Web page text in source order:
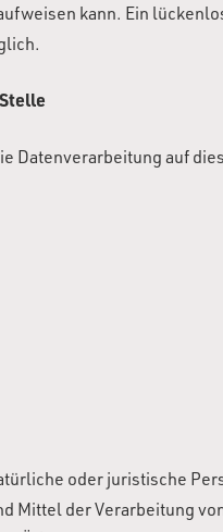
kann. Ein
Datenverarbeitung auf
oder juristische
Mittel der Verarbeitung